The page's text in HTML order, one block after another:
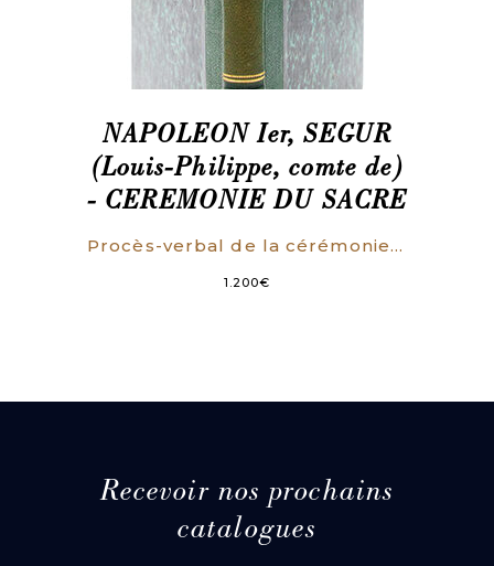
NAPOLEON Ier, SEGUR
(Louis-Philippe, comte de)
- CEREMONIE DU SACRE
Procès-verbal de la cérémonie du sacre et du couronnement de LL. MM. l’Empereur Napoléon et l’Impératrice Joséphine. (EXEMPLAIRE SUR GRAND PAPIER BLEUTE)
1.200€
Recevoir nos prochains
catalogues